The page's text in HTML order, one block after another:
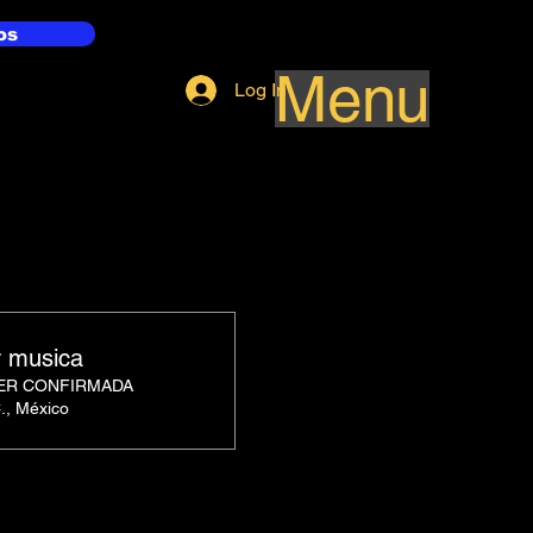
Menu
Log In
musica
CONFIRMADA
México